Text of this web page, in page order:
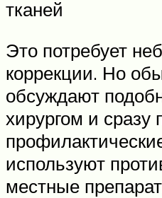
тканей
Это потребует
коррекции. Но
обсуждают
хирургом и
используют
местные